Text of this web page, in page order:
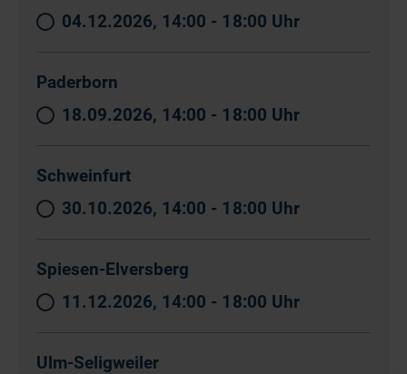
04.12.2026, 14:00 - 18:00 Uhr
Paderborn
18.09.2026, 14:00 - 18:00 Uhr
Schweinfurt
30.10.2026, 14:00 - 18:00 Uhr
Spiesen-Elversberg
11.12.2026, 14:00 - 18:00 Uhr
Ulm-Seligweiler